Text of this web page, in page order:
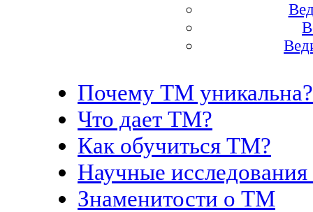
Почему ТМ уникальна?
Что дает ТМ?
Как обучиться ТМ?
Научные
Знаменитости о ТМ